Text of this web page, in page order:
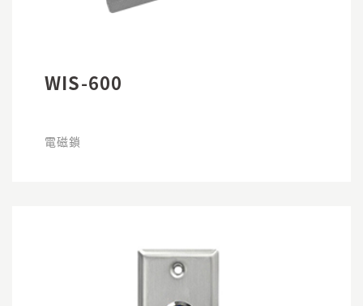
WIS-600
電磁鎖